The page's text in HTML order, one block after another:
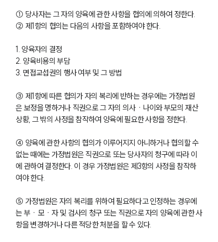
① 당사자는 그 자의 양육에 관한 사항을 협의에 의하여 정한다.
② 제1항의 협의는 다음의 사항을 포함하여야 한다.
1. 양육자의 결정
2. 양육비용의 부담
3. 면접교섭권의 행사 여부 및 그 방법
③ 제1항에 따른 협의가 자의 복리에 반하는 경우에는 가정법원
은 보정을 명하거나 직권으로 그 자의 의사ㆍ나이와 부모의 재산
상황, 그 밖의 사정을 참작하여 양육에 필요한 사항을 정한다.
④ 양육에 관한 사항의 협의가 이루어지지 아니하거나 협의할 수
없는 때에는 가정법원은 직권으로 또는 당사자의 청구에 따라 이
에 관하여 결정한다. 이 경우 가정법원은 제3항의 사정을 참작하
여야 한다.
⑤ 가정법원은 자의 복리를 위하여 필요하다고 인정하는 경우에
는 부ㆍ모ㆍ자 및 검사의 청구 또는 직권으로 자의 양육에 관한 사
항을 변경하거나 다른 적당한 처분을 할 수 있다.